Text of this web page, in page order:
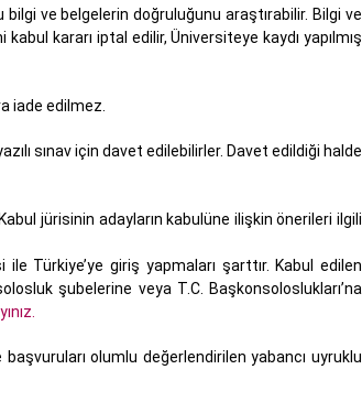
ve belgelerin doğruluğunu araştırabilir. Bilgi ve
kararı iptal edilir, Üniversiteye kaydı yapılmış
iade edilmez.
sınav için davet edilebilirler. Davet edildiği halde
jürisinin adayların kabulüne ilişkin önerileri ilgili
Türkiye’ye giriş yapmaları şarttır. Kabul edilen
şubelerine veya T.C. Başkonsoloslukları’na
olumlu değerlendirilen yabancı uyruklu